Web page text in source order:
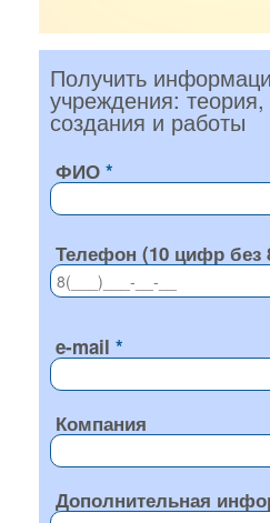
Получить
учреждения: теория,
создания и работы
ФИО
Телефон (10 цифр без
e-mail
Компания
Дополнительная